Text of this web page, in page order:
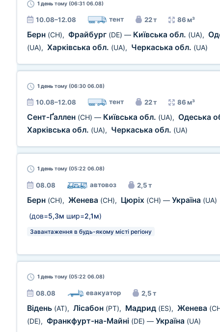
1 день тому (06:31 06.08)
10.08–12.08 тент 22 т 86 м³
Берн (CH), Фрайбург (DE) — Київська обл. (UA),
(UA), Харківська обл. (UA), Черкаська обл. (UA)
1 день тому (06:30 06.08)
10.08–12.08 тент 22 т 86 м³
Сент-Ґаллен (CH) — Київська обл. (UA), Одеська
Харківська обл. (UA), Черкаська обл. (UA)
1 день тому (05:22 06.08)
08.08 автовоз 2,5 т
Берн (CH), Женева (CH), Цюріх (CH) — Україна (UA)
(дов=5,3м шир=2,1м)
Завантаження в будь-якому місті регіону
1 день тому (05:22 06.08)
08.08 евакуатор 2,5 т
Відень (AT), Лісабон (PT), Мадрид (ES), Женева
(DE), Франкфурт-на-Майні (DE) — Україна (UA)